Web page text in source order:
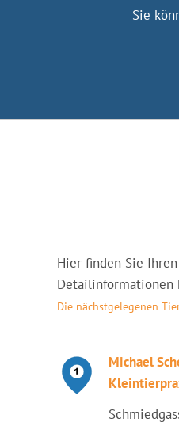
Sie
Hier finden Sie
Detailinformationen
Die nächstgelegenen
Michael